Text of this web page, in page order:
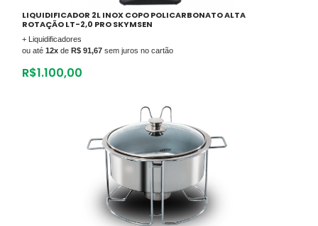
LIQUIDIFICADOR 2L INOX COPO POLICARBONATO ALTA
ROTAÇÃO LT-2,0 PRO SKYMSEN
+ Liquidificadores
ou até 12x de R$ 91,67 sem juros no cartão
R$1.100,00